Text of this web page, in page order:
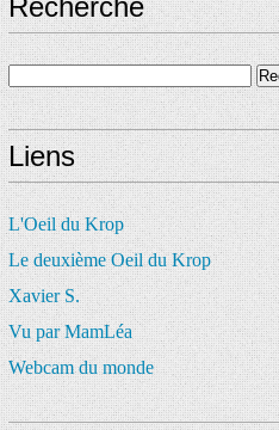
Recherche
Liens
L'Oeil du Krop
Le deuxième Oeil du Krop
Xavier S.
Vu par MamLéa
Webcam du monde